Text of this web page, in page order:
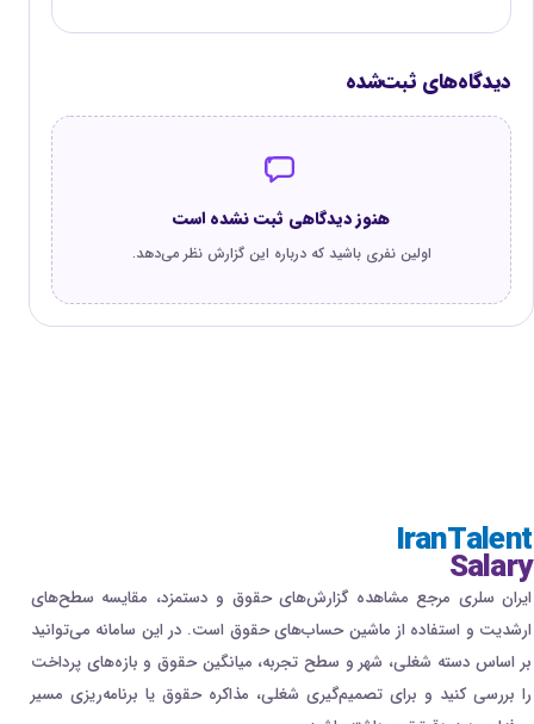
دیدگاه‌های ثبت‌شده
هنوز دیدگاهی ثبت نشده است
اولین نفری باشید که درباره این گزارش نظر می‌دهد.
IranTalent
Salary
ایران سلری مرجع مشاهده گزارش‌های حقوق و دستمزد، مقایسه سطح‌های
ارشدیت و استفاده از ماشین حساب‌های حقوق است. در این سامانه می‌توانید
بر اساس دسته شغلی، شهر و سطح تجربه، میانگین حقوق و بازه‌های پرداخت
را بررسی کنید و برای تصمیم‌گیری شغلی، مذاکره حقوق یا برنامه‌ریزی مسیر